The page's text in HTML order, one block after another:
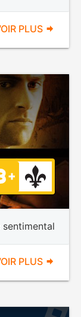
PLUS
sentimental
PLUS